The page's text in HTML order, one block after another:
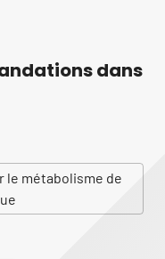
dans
le métabolisme de